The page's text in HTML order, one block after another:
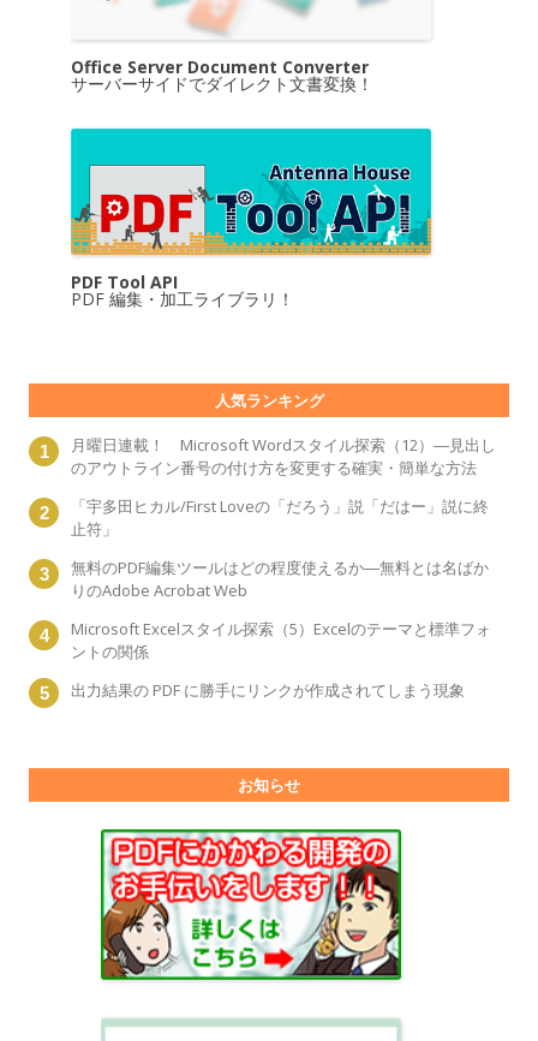
Office Server Document Converter
サーバーサイドでダイレクト文書変換！
PDF Tool API
PDF 編集・加工ライブラリ！
人気ランキング
月曜日連載！ Microsoft Wordスタイル探索（12）―見出し
のアウトライン番号の付け方を変更する確実・簡単な方法
「宇多田ヒカル/First Loveの「だろう」説「だはー」説に終
止符」
無料のPDF編集ツールはどの程度使えるか―無料とは名ばか
りのAdobe Acrobat Web
Microsoft Excelスタイル探索（5）Excelのテーマと標準フォ
ントの関係
出力結果の PDF に勝手にリンクが作成されてしまう現象
お知らせ